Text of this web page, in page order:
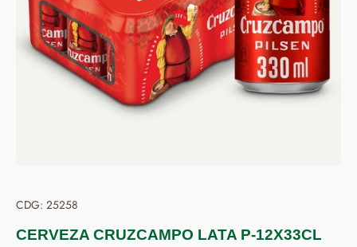
CDG: 25258
CERVEZA CRUZCAMPO LATA P-12X33CL